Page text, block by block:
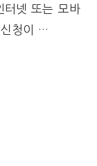
터넷 또는 모바
청이 …